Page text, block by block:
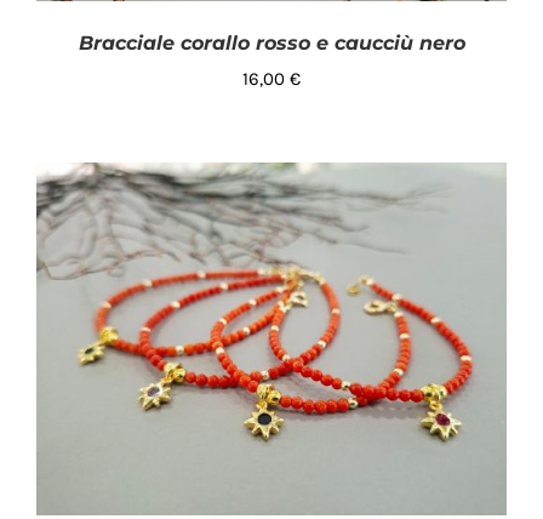
AGGIUNGI AL CARRELLO DETTAGLI
Bracciale corallo rosso e caucciù nero
16,00 €